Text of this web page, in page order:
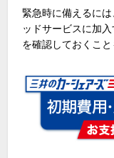
緊急時に備えるに
ッドサービスに加
を確認しておくこと